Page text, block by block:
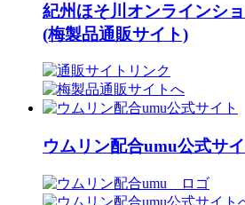
紀州ほそ川オンラインシ
(梅製品通販サイト)
ウムリン配合umu公式サ